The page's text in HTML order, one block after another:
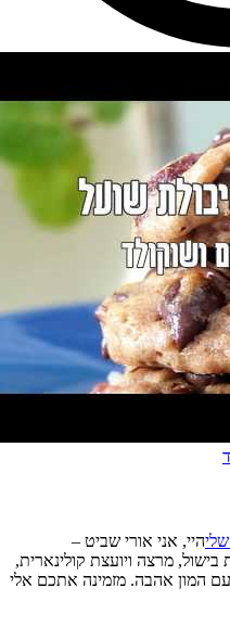
היי, אני אורי שביט –
מרצה ויועצת קולינארית,
עם המון אהבה. מזמינה אתכם אלי